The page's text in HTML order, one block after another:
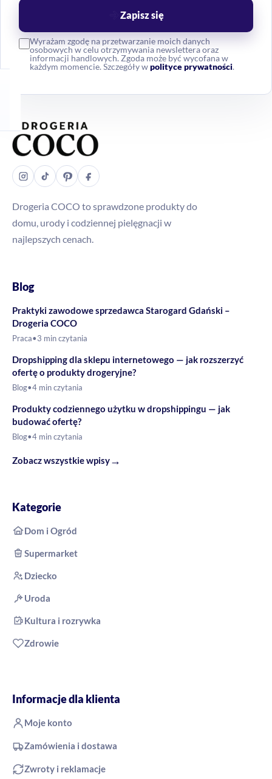
Wyrażam zgodę na przetwarzanie moich danych
osobowych w celu otrzymywania newslettera oraz
informacji handlowych. Zgoda może być wycofana w
każdym momencie. Szczegóły wpolityce prywatności.
Zapisz się
Drogeria COCO to sprawdzone produkty do
domu, urody i codziennej pielęgnacji w
najlepszych cenach.
Blog
Praktyki zawodowe sprzedawca Starogard Gdański –
Drogeria COCO
Praca•3 min czytania
Dropshipping dla sklepu internetowego — jak rozszerzyć
ofertę o produkty drogeryjne?
Blog•4 min czytania
Produkty codziennego użytku w dropshippingu — jak
budować ofertę?
Blog•4 min czytania
Zobacz wszystkie wpisy→
Kategorie
Dom i Ogród
Supermarket
Dziecko
Uroda
Kultura i rozrywka
Zdrowie
Informacje dla klienta
Moje konto
Zamówienia i dostawa
Zwroty i reklamacje